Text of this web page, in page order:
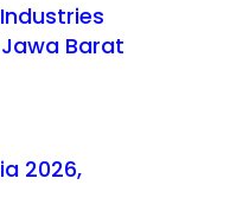
Barat
2026,